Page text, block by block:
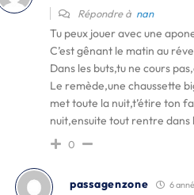
Répondre à nan
Tu peux jouer avec une
C’est gênant le matin au
Dans les buts,tu ne cours
Le remède,une chaussette
met toute la nuit,t’étire ton
nuit,ensuite tout rentre dans
0
passagenzone 6